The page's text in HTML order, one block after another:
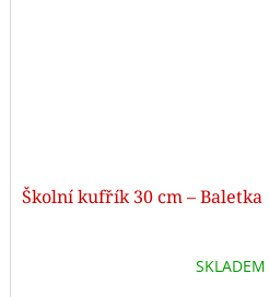
Školní kufřík 30 cm – Baletka
SKLADEM